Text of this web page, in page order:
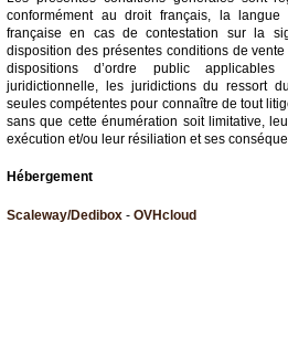
conformément au droit français, la langue
française en cas de contestation sur la
disposition des présentes conditions de
dispositions d’ordre public
juridictionnelle, les juridictions du ressort
seules compétentes pour connaître de tout
sans que cette énumération soit limitative,
exécution et/ou leur résiliation et ses
Hébergement
Scaleway/Dedibox - OVHcloud